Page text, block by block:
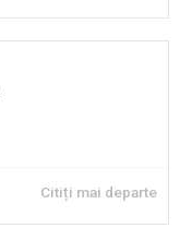
Citiți mai departe